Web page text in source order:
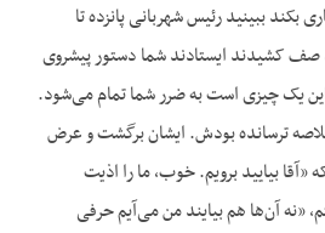
بکند ببینید رئیس شهربانی پانزده تا
صف کشیدند ایستادند شما دستور پیشروی
این یک چیزی است به ضرر شما تمام می‌شود.
ترسانده بودش. ایشان برگشت و عرض
«آقا بیایید برویم. خوب، ما را اذیت
«نه آن‌ها هم بیایند من می‌آیم حرفی